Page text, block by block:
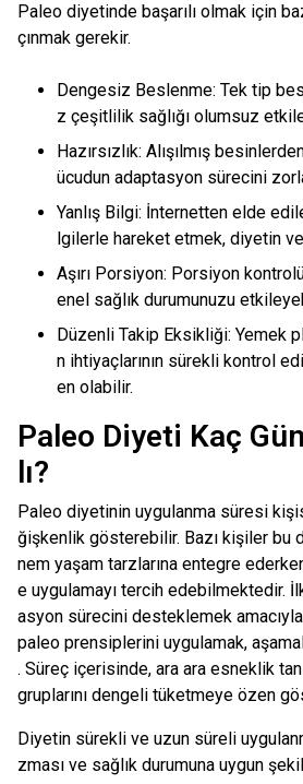
Paleo diyetinde başarılı olmak için
çınmak gerekir.
Dengesiz Beslenme: Tek tip
z çeşitlilik sağlığı olumsuz
Hazırsızlık: Alışılmış
ücudun adaptasyon sürecini
Yanlış Bilgi: İnternetten elde
lgilerle hareket etmek, diyetin
Aşırı Porsiyon: Porsiyon
enel sağlık durumunuzu
Düzenli Takip Eksikliği: Yemek
n ihtiyaçlarının sürekli kontrol
en olabilir.
Paleo Diyeti Kaç
lı?
Paleo diyetinin uygulanma süresi
ğişkenlik gösterebilir. Bazı kişiler bu
nem yaşam tarzlarına entegre
e uygulamayı tercih edebilmektedir.
asyon sürecini desteklemek
paleo prensiplerini uygulamak,
. Süreç içerisinde, ara ara esneklik
gruplarını dengeli tüketmeye özen
Diyetin sürekli ve uzun süreli
zması ve sağlık durumuna uygun